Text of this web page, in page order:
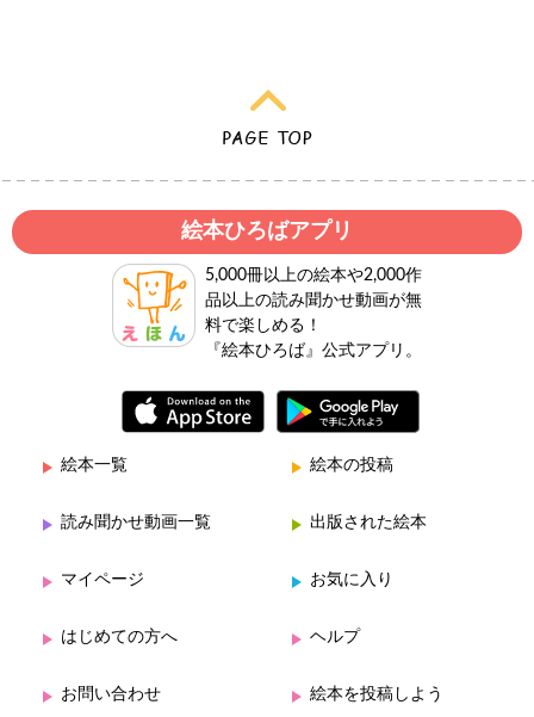
絵本ひろばアプリ
5,000冊以上の絵本や2,000作
品以上の読み聞かせ動画が無
料で楽しめる！
『絵本ひろば』公式アプリ。
絵本一覧 絵本の投稿
読み聞かせ動画一覧 出版された絵本
マイページ お気に入り
はじめての方へ ヘルプ
お問い合わせ 絵本を投稿しよう